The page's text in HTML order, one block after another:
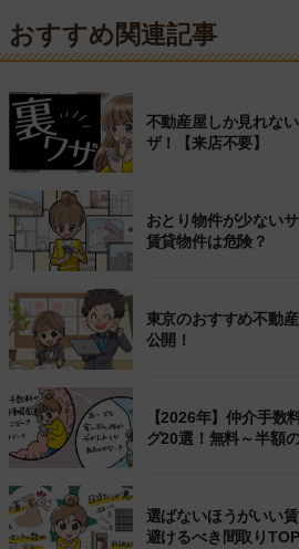
おすすめ関連記事
不動産屋しか見れな
ザ！【来店不要】
おとり物件が少ない
賃貸物件は危険？
東京のおすすめ不動
公開！
【2026年】仲介手数
グ20選！無料～半額
選ばないほうがいい
避けるべき間取り